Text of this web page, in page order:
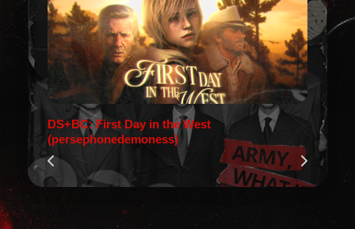
DS+BC: First Day in the West
(persephonedemoness)